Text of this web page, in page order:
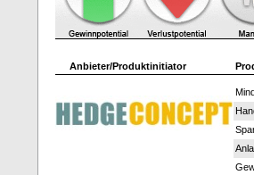
Anbieter/Produktinitiator